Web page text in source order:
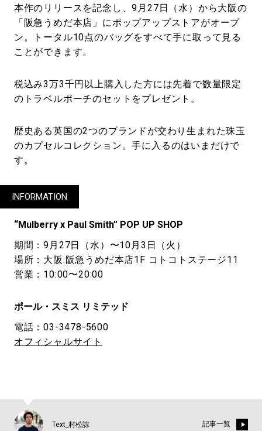
本作のリリースを記念し、9月27日（水）から大阪の
「阪急うめだ本店」にポップアップストアがオープ
ン。トータル10点のバッグをすべて手に取って見る
ことができます。
税込み3万3千円以上購入した方には先着で数量限定
のトラベルポーチのセットをプレゼント。
歴史ある英国の2つのブランドが交わり生まれた珠玉
のカプセルコレクション。手に入るのはいまだけで
す。
INFORMATION
“Mulberry x Paul Smith” POP UP SHOP
期間：9月27日（水）〜10月3日（火）
場所：大阪:阪急うめだ本店1F コトコトステージ11
営業：10:00〜20:00
ポール・スミス リミテッド
電話：03-3478-5600
オフィシャルサイト
Text_村松諒 記事一覧